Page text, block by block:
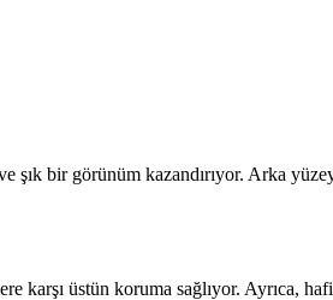
şık bir görünüm kazandırıyor. Arka
üstün koruma sağlıyor. Ayrıca, hafif